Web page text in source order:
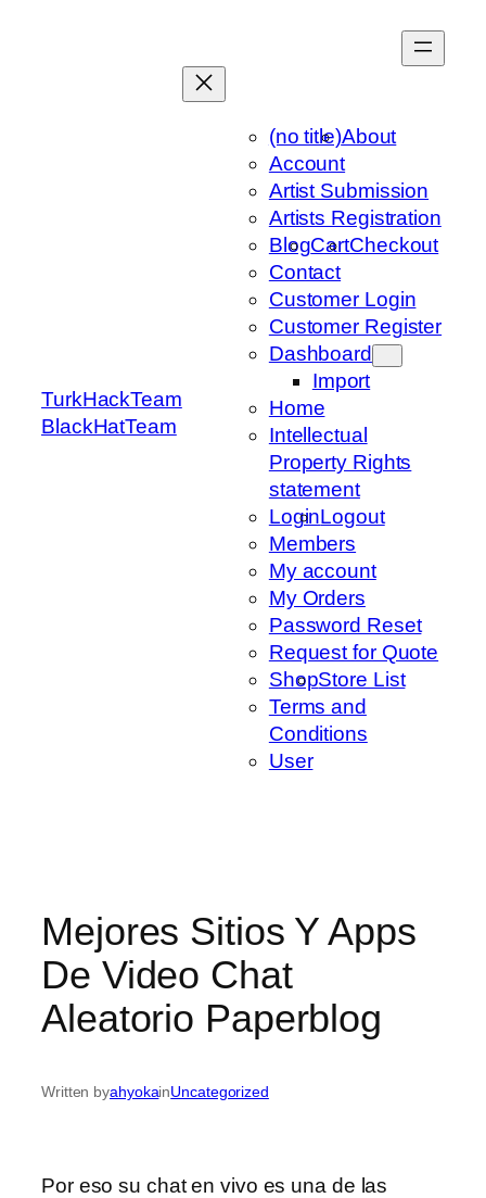
TurkHackTeam
BlackHatTeam
(no title)About
Account
Artist Submission
Artists Registration
BlogCartCheckout
Contact
Customer Login
Customer Register
Dashboard
Import
Home
Intellectual
Property Rights
statement
LoginLogout
Members
My account
My Orders
Password Reset
Request for Quote
ShopStore List
Terms and
Conditions
User
Mejores Sitios Y Apps
De Video Chat
Aleatorio Paperblog
Written byahyokainUncategorized
Por eso su chat en vivo es una de las